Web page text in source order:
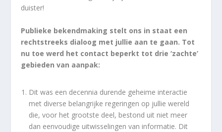
duister!
Publieke bekendmaking stelt ons in staat een
rechtstreeks dialoog met jullie aan te gaan. Tot
nu toe werd het contact beperkt tot drie ‘zachte’
gebieden van aanpak:
Dit was een decennia durende geheime interactie
met diverse belangrijke regeringen op jullie wereld
die, voor het grootste deel, bestond uit niet meer
dan eenvoudige uitwisselingen van informatie. Dit